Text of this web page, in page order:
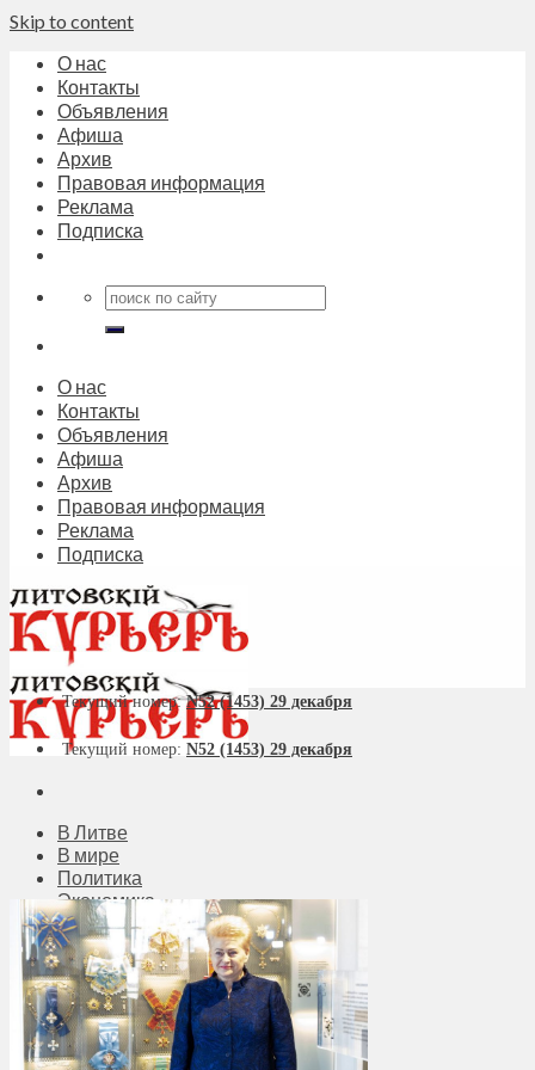
Skip to content
О нас
Контакты
Объявления
Афиша
Архив
Правовая информация
Реклама
Подписка
О нас
Контакты
Объявления
Афиша
Архив
Правовая информация
Реклама
Подписка
В Литве
В мире
Политика
Экономика
Бизнес
Общество
Мнения
Вильнюс
Клайпеда
Висагинас
Регионы
Текущий номер:N52 (1453) 29 декабря
Текущий номер: N52 (1453) 29 декабря